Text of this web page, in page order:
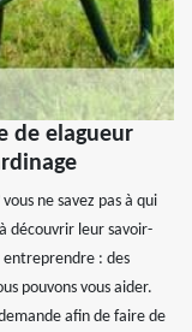
de elagueur
ne savez pas à qui
découvrir leur savoir-
entreprendre : des
pouvons vous aider.
afin de faire de